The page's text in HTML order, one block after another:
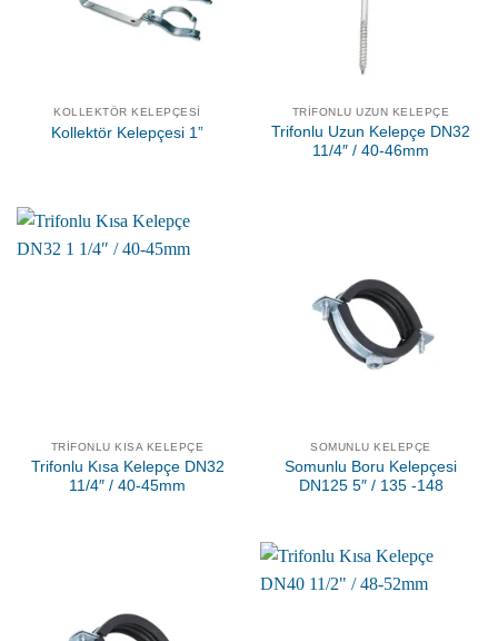
KOLLEKTÖR KELEPÇESI
Kollektör Kelepçesi 1”
TRIFONLU UZUN KELEPÇE
Trifonlu Uzun Kelepçe DN32
11/4″ / 40-46mm
TRIFONLU KISA KELEPÇE
Trifonlu Kısa Kelepçe DN32
11/4″ / 40-45mm
SOMUNLU KELEPÇE
Somunlu Boru Kelepçesi
DN125 5″ / 135 -148